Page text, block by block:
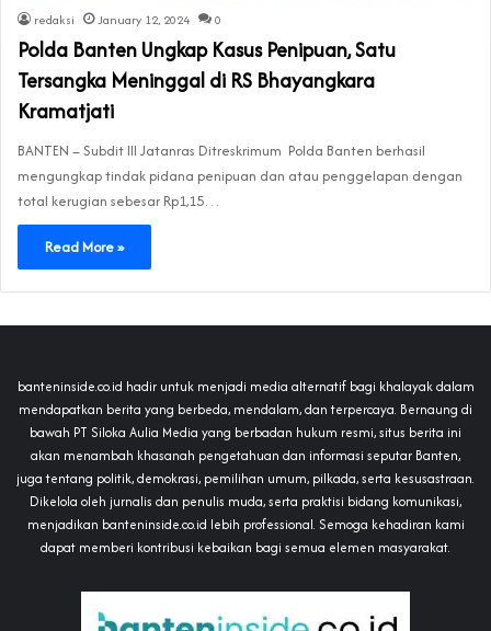
redaksi January 12, 2024 0
Polda Banten Ungkap Kasus Penipuan, Satu
Tersangka Meninggal di RS Bhayangkara
Kramatjati
BANTEN – Subdit III Jatanras Ditreskrimum Polda Banten berhasil
mengungkap tindak pidana penipuan dan atau penggelapan dengan
total kerugian sebesar Rp1,15…
Read More »
banteninside.co.id hadir untuk menjadi media alternatif bagi khalayak dalam
mendapatkan berita yang berbeda, mendalam, dan terpercaya. Bernaung di
bawah PT Siloka Aulia Media yang berbadan hukum resmi, situs berita ini
akan menambah khasanah pengetahuan dan informasi seputar Banten,
juga tentang politik, demokrasi, pemilihan umum, pilkada, serta kesusastraan.
Dikelola oleh jurnalis dan penulis muda, serta praktisi bidang komunikasi,
menjadikan banteninside.co.id lebih professional. Semoga kehadiran kami
dapat memberi kontribusi kebaikan bagi semua elemen masyarakat.